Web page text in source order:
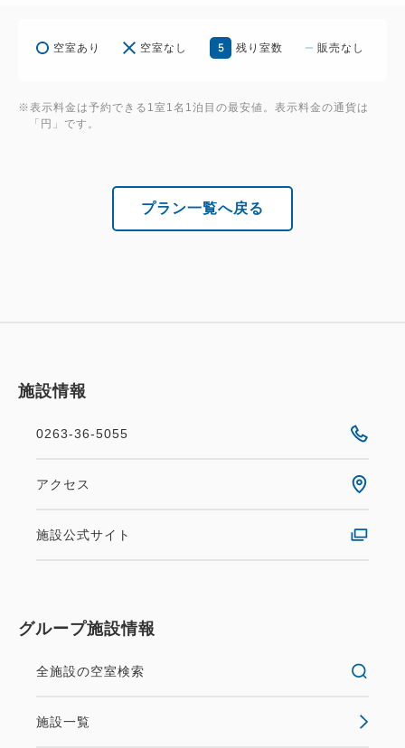
空室あり 空室なし 5 残り室数 販売なし
※表示料金は予約できる1室1名1泊目の最安値。表示料金の通貨は
「円」です。
プラン一覧へ戻る
施設情報
0263-36-5055
アクセス
施設公式サイト
グループ施設情報
全施設の空室検索
施設一覧